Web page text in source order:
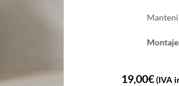
19,00€(IVA